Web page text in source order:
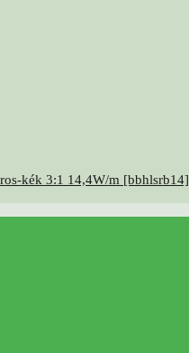
kék 3:1 14,4W/m [bbhlsrb14]